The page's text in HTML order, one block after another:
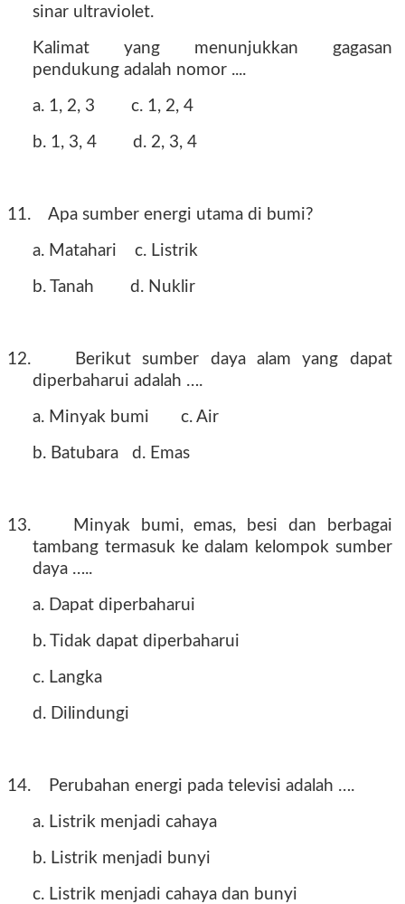
sinar ultraviolet.
Kalimat yang menunjukkan gagasan
pendukung adalah nomor ....
a. 1, 2, 3 c. 1, 2, 4
b. 1, 3, 4 d. 2, 3, 4
11. Apa sumber energi utama di bumi?
a. Matahari c. Listrik
b. Tanah d. Nuklir
12.
Berikut sumber daya alam yang dapat
diperbaharui adalah ….
a. Minyak bumi c. Air
b. Batubara d. Emas
13.
Minyak bumi, emas, besi dan berbagai
tambang termasuk ke dalam kelompok sumber
daya …..
a. Dapat diperbaharui
b. Tidak dapat diperbaharui
c. Langka
d. Dilindungi
14. Perubahan energi pada televisi adalah ….
a. Listrik menjadi cahaya
b. Listrik menjadi bunyi
c. Listrik menjadi cahaya dan bunyi